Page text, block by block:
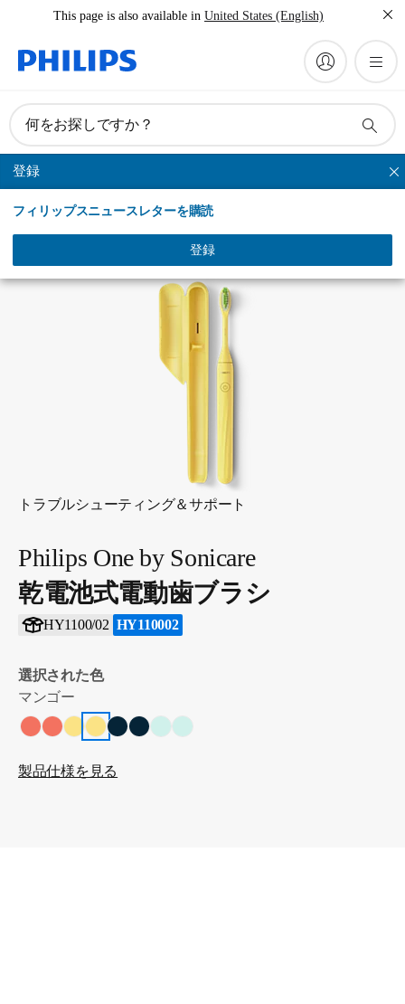
This page is also available in United States (English)
何をお探しですか？
登録
フィリップスニュースレターを購読
登録
Philips One
トラブルシューティング＆サポート
Philips One by Sonicare
乾電池式電動歯ブラシ
HY1100/02 HY110002
選択された色
マンゴー
製品仕様を見る